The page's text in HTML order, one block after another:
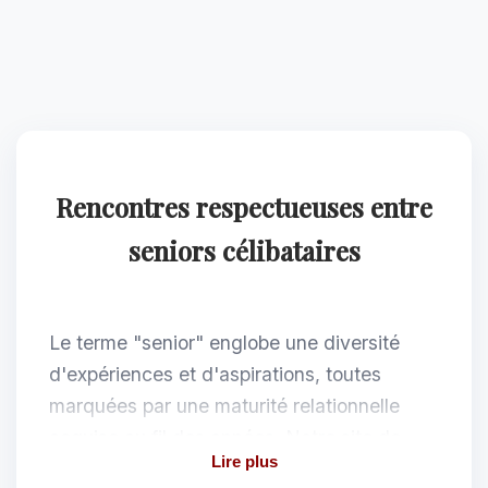
Rencontres respectueuses entre
seniors célibataires
Le terme "senior" englobe une diversité
d'expériences et d'aspirations, toutes
marquées par une maturité relationnelle
rencontre pour seniors célibataires crée un
Lire plus